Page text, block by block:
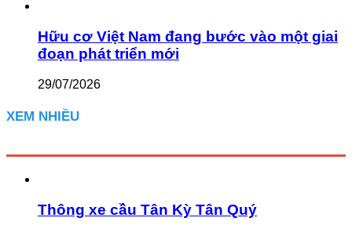
Hữu cơ Việt Nam đang bước vào một giai
đoạn phát triển mới
29/07/2026
XEM NHIỀU
Thông xe cầu Tân Kỳ Tân Quý